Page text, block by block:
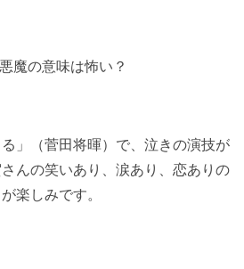
魔の意味は怖い？
」（菅田将暉）で、泣きの演技が
んの笑いあり、涙あり、恋ありの
楽しみです。